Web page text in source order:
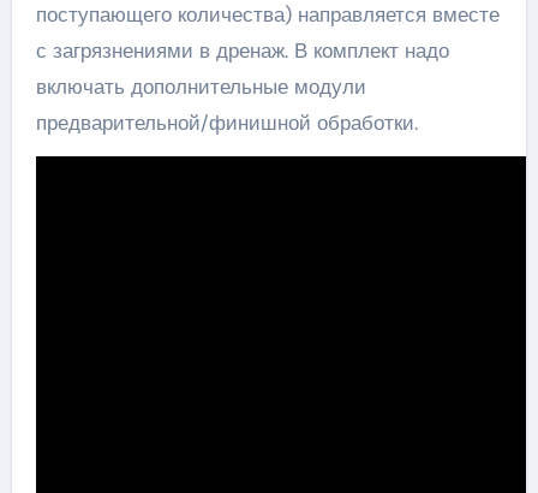
поступающего количества) направляется вместе
с загрязнениями в дренаж. В комплект надо
включать дополнительные модули
предварительной/финишной обработки.